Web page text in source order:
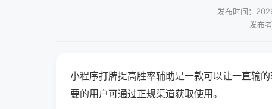
发布时间：
发布
小程序打牌提高胜率辅助是一款可以让一直输
要的用户可通过正规渠道获取使用。